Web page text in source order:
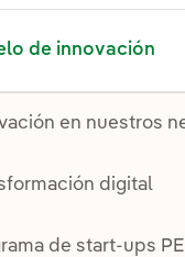
de innovación
para Modelo de
en nuestros
digital
de start-ups